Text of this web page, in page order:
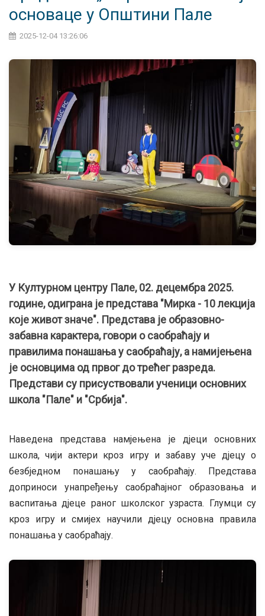
основацe у Општини Пале
2025-12-04 13:26:06
У Културном центру Пале, 02. децембра 2025.
године, одиграна је представа "Мирка - 10 лекција
које живот значе". Представа је образовно-
забавна карактера, говори о саобраћају и
правилима понашања у саобраћају, а намијењена
је основцима од првог до трећег разреда.
Представи су присуствовали ученици основних
школа "Пале" и "Србија".
Наведена представа намјењена је дјеци основних
школа, чији актери кроз игру и забаву уче дјецу о
безбједном понашању у саобраћају. Представа
доприноси унапређењу саобраћајног образовања и
васпитања дјеце раног школског узраста. Глумци су
кроз игру и смијех научили дјецу основна правила
понашања у саобраћају.